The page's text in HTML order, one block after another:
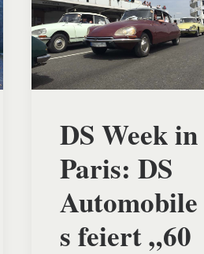
DS Week in
Paris: DS
Automobile
s feiert „60